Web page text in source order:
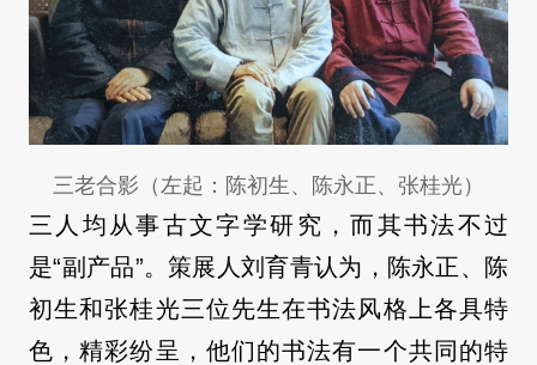
三老合影（左起：陈初生、陈永正、张桂光）
三人均从事古文字学研究，而其书法不过
是“副产品”。策展人刘育青认为，陈永正、陈
初生和张桂光三位先生在书法风格上各具特
色，精彩纷呈，他们的书法有一个共同的特